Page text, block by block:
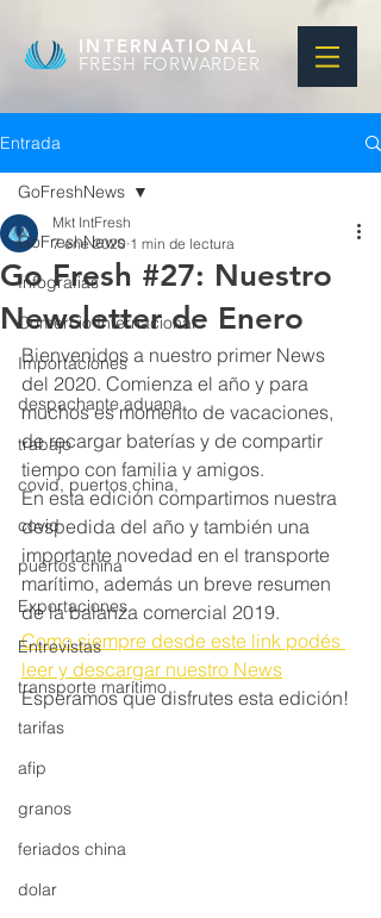
INTERNATIONAL
FRESH FORWARDER
Entrada
GoFreshNews
Infografias
Comercio Internacional
Importaciones
despachante aduana
trabajo
covid, puertos china,
covid
puertos china
Exportaciones
Entrevistas
transporte marítimo
tarifas
afip
granos
feriados china
dolar
GoFreshNews
Go Fresh #27: Nuestro
Newsletter de Enero
Mkt IntFresh
7 ene 2020 1 min de lectura
Bienvenidos a nuestro primer News
del 2020. Comienza el año y para
muchos es momento de vacaciones,
de recargar baterías y de compartir
tiempo con familia y amigos.
En esta edición compartimos nuestra
despedida del año y también una
importante novedad en el transporte
marítimo, además un breve resumen
de la balanza comercial 2019.
Como siempre desde este link podés
leer y descargar nuestro News
Esperamos que disfrutes esta edición!